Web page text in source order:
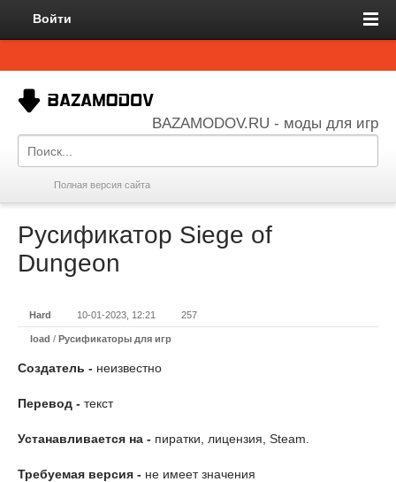
Войти
BAZAMODOV.RU - моды для игр
Полная версия сайта
Русификатор Siege of
Dungeon
Hard 10-01-2023, 12:21 257
load / Русификаторы для игр
Создатель - неизвестно
Перевод - текст
Устанавливается на - пиратки, лицензия, Steam.
Требуемая версия - не имеет значения